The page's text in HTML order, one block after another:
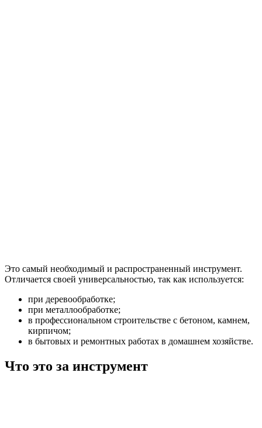
Это самый необходимый и распространенный инструмент.
Отличается своей универсальностью, так как используется:
при деревообработке;
при металлообработке;
в профессиональном строительстве с бетоном, камнем,
кирпичом;
в бытовых и ремонтных работах в домашнем хозяйстве.
Что это за инструмент